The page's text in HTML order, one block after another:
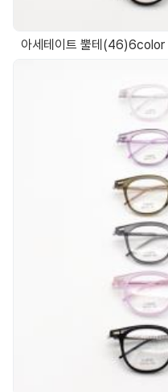
아세테이트 뿔테